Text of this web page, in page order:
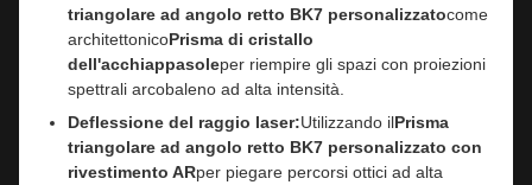
triangolare ad angolo retto BK7 personalizzatocome
architettonicoPrisma di cristallo
dell'acchiappasoleper riempire gli spazi con proiezioni
spettrali arcobaleno ad alta intensità.
Deflessione del raggio laser:Utilizzando ilPrisma
triangolare ad angolo retto BK7 personalizzato con
rivestimento ARper piegare percorsi ottici ad alta